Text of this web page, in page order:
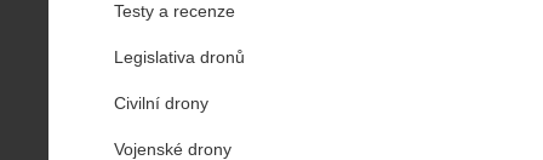
Testy a recenze
Legislativa dronů
Civilní drony
Vojenské drony